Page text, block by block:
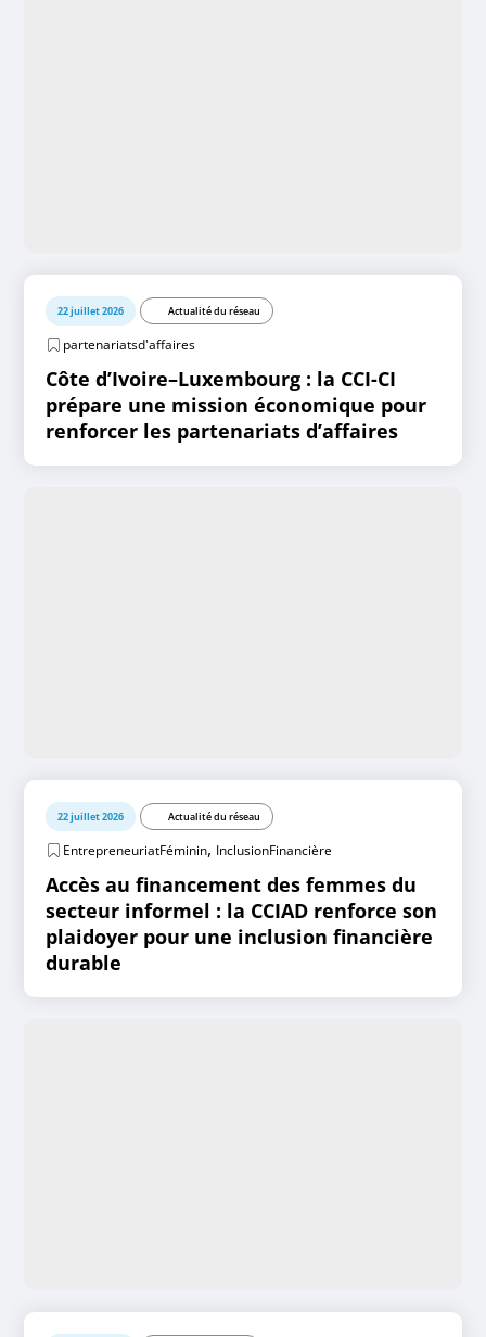
22 juillet 2026 Actualité du réseau
partenariatsd'affaires
Côte d’Ivoire–Luxembourg : la CCI-CI
prépare une mission économique pour
renforcer les partenariats d’affaires
22 juillet 2026 Actualité du réseau
EntrepreneuriatFéminin, InclusionFinancière
Accès au financement des femmes du
secteur informel : la CCIAD renforce son
plaidoyer pour une inclusion financière
durable